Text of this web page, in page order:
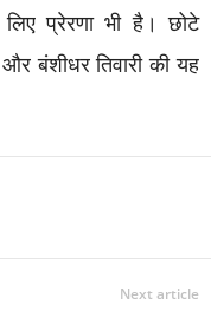
प्रेरणा भी है। छोटे
बंशीधर तिवारी की यह
Next article